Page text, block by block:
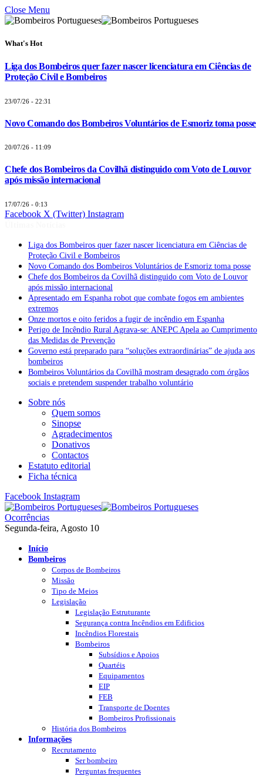
Close Menu
What's Hot
Liga dos Bombeiros quer fazer nascer licenciatura em Ciências de
Proteção Civil e Bombeiros
23/07/26 - 22:31
Novo Comando dos Bombeiros Voluntários de Esmoriz toma posse
20/07/26 - 11:09
Chefe dos Bombeiros da Covilhã distinguido com Voto de Louvor
após missão internacional
17/07/26 - 0:13
Facebook X (Twitter) Instagram
Liga dos Bombeiros quer fazer nascer licenciatura em Ciências de
Proteção Civil e Bombeiros
Novo Comando dos Bombeiros Voluntários de Esmoriz toma posse
Chefe dos Bombeiros da Covilhã distinguido com Voto de Louvor
após missão internacional
Apresentado em Espanha robot que combate fogos em ambientes
extremos
Onze mortos e oito feridos a fugir de incêndio em Espanha
Perigo de Incêndio Rural Agrava-se: ANEPC Apela ao Cumprimento
das Medidas de Prevenção
Governo está preparado para “soluções extraordinárias” de ajuda aos
bombeiros
Bombeiros Voluntários da Covilhã mostram desagrado com órgãos
sociais e pretendem suspender trabalho voluntário
Sobre nós
Quem somos
Sinopse
Agradecimentos
Donativos
Contactos
Estatuto editorial
Ficha técnica
Facebook Instagram
Ocorrências
Segunda-feira, Agosto 10
Início
Bombeiros
Corpos de Bombeiros
Missão
Tipo de Meios
Legislação
Legislação Estruturante
Segurança contra Incêndios em Edificios
Incêndios Florestais
Bombeiros
Subsídios e Apoios
Quartéis
Equipamentos
EIP
FEB
Transporte de Doentes
Bombeiros Profissionais
História dos Bombeiros
Informações
Recrutamento
Ser bombeiro
Perguntas frequentes